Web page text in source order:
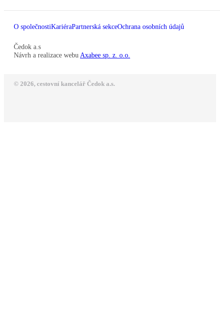
O společnostiKariéraPartnerská sekceOchrana osobních údajů
Čedok a.s
Návrh a realizace webu Axabee sp. z. o.o.
© 2026, cestovní kancelář Čedok a.s.